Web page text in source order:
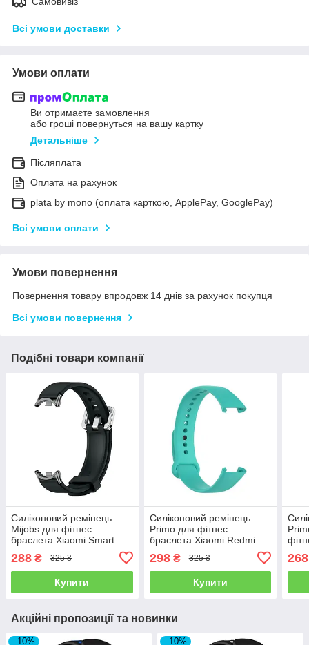
Всі умови доставки
Умови оплати
Ви отримаєте замовлення
або гроші повернуться на вашу картку
Детальніше
Післяплата
Оплата на рахунок
plata by mono (оплата карткою, ApplePay, GooglePay)
Всі умови оплати
Умови повернення
Повернення товару впродовж 14 днів за рахунок покупця
Всі умови повернення
Подібні товари компанії
Силіконовий ремінець
Mijobs для фітнес
браслета Xiaomi Smart
288 ₴ 325 ₴
Купити
Силіконовий ремінець
Primo для фітнес
браслета Xiaomi Redmi
Smart Band Pro (M2101B1
/ BHR5501GL) - Teal
298₴ 325 ₴
Купити
Blue
268
Акційні пропозиції та новинки
–10% –10%